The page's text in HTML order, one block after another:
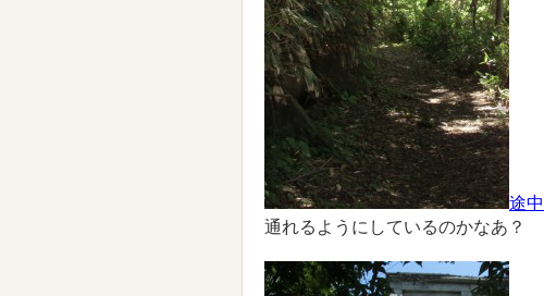
途中
通れるようにしているのかなあ？